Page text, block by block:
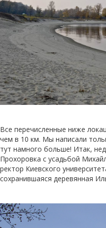
Все перечисленные ниже
чем в 10 км. Мы написали
тут намного больше! Итак,
Прохоровка с усадьбой
ректор Киевского
сохранившаяся деревянная